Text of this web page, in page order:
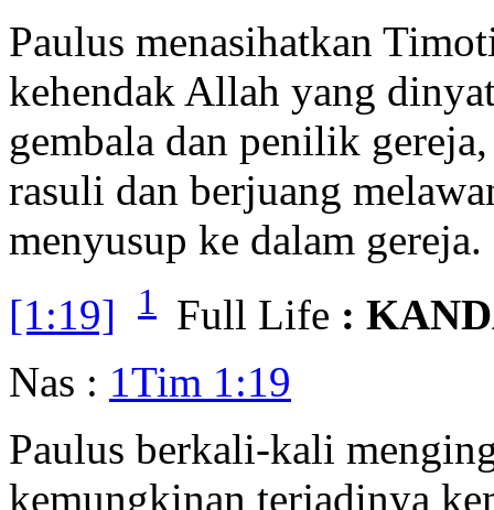
Paulus menasihatkan
kehendak Allah yang
gembala dan penilik
rasuli dan berjuang
menyusup ke dalam gereja.
[1:19]
1 Full Life :
Nas : 1Tim 1:19
Paulus berkali-kali
kemungkinan terjadinya